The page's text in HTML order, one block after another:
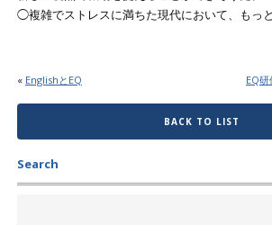
◯複雑でストレスに満ちた現代において、もっと
« EnglishとEQ EQ
BACK TO LIST
Search